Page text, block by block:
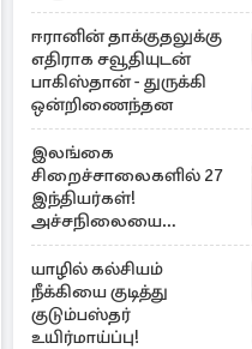
ஈரானின் தாக்குதலுக்கு
எதிராக சவூதியுடன்
பாகிஸ்தான் - துருக்கி
ஒன்றிணைந்தன
இலங்கை
சிறைச்சாலைகளில் 27
இந்தியர்கள்!
அச்சநிலையை
மையப்படுத்தி
ஜெயசங்கர் அறிக்கை
யாழில் கல்சியம்
நீக்கியை குடித்து
குடும்பஸ்தர்
உயிர்மாய்ப்பு!